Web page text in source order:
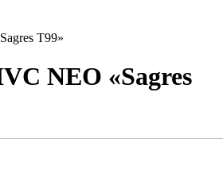
T99»
NEO «Sagres